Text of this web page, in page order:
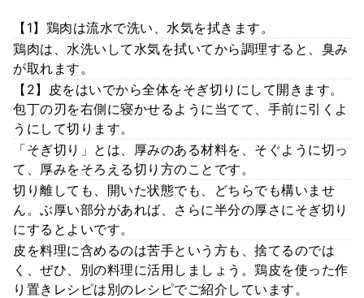
【1】鶏肉は流水で洗い、水気を拭きます。
鶏肉は、水洗いして水気を拭いてから調理すると、臭み
が取れます。
【2】皮をはいでから全体をそぎ切りにして開きます。
包丁の刃を右側に寝かせるように当てて、手前に引くよ
うにして切ります。
「そぎ切り」とは、厚みのある材料を、そぐように切っ
て、厚みをそろえる切り方のことです。
切り離しても、開いた状態でも、どちらでも構いませ
ん。ぶ厚い部分があれば、さらに半分の厚さにそぎ切り
にするとよいです。
皮を料理に含めるのは苦手という方も、捨てるのでは
く、ぜひ、別の料理に活用しましょう。鶏皮を使った作
り置きレシピは別のレシピでご紹介しています。